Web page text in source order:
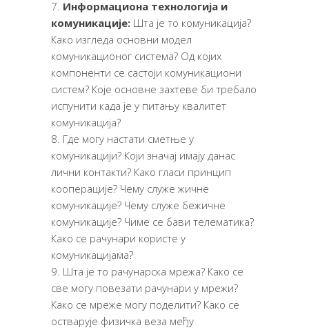
Информациона технологија и
комуникације: Шта је то комуникација?
Како изгледа основни модел
комуникационог система? Од којих
компоненти се састоји комуникациони
систем? Које основне захтеве би требало
испунити када је у питању квалитет
комуникација?
Где могу настати сметње у
комуникацији? Који значај имају данас
лични контакти? Како гласи принцип
кооперације? Чему служе жичне
комуникације? Чему служе бежичне
комуникације? Чиме се бави телематика?
Како се рачунари користе у
комуникацијама?
Шта је то рачунарска мрежа? Како се
све могу повезати рачунари у мрежи?
Како се мреже могу поделити? Како се
остварује физичка веза међу